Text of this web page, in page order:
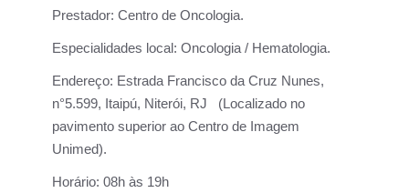
Prestador: Centro de Oncologia.
Especialidades local: Oncologia / Hematologia.
Endereço: Estrada Francisco da Cruz Nunes,
n°5.599, Itaipú, Niterói, RJ (Localizado no
pavimento superior ao Centro de Imagem
Unimed).
Horário: 08h às 19h